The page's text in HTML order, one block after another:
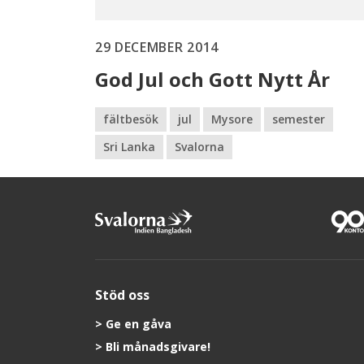
29 DECEMBER 2014
God Jul och Gott Nytt År
fältbesök jul Mysore
semester
Sri Lanka
Svalorna
Stöd oss
Ge en gåva
Bli månadsgivare!